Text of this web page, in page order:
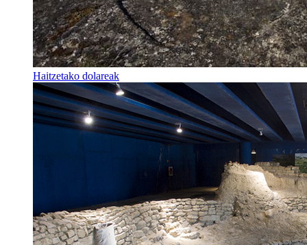
Haitzetako dolareak